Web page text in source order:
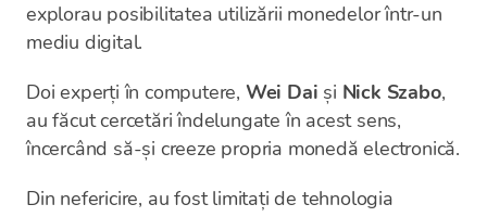
explorau posibilitatea utilizării monedelor într-un
mediu digital.
Doi experți în computere, Wei Dai și Nick Szabo,
au făcut cercetări îndelungate în acest sens,
încercând să-și creeze propria monedă electronică.
Din nefericire, au fost limitați de tehnologia